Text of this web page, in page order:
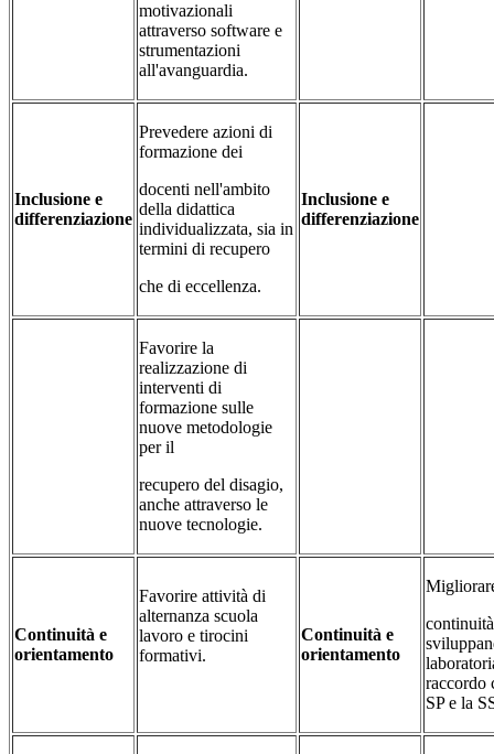
motivazionali
attraverso software e
strumentazioni
all'avanguardia.
Inclusione e
differenziazione
Prevedere azioni di
formazione dei
docenti nell'ambito
della didattica
individualizzata, sia in
termini di recupero
che di eccellenza.
Inclusione e
differenziazione
Favorire la
realizzazione di
interventi di
formazione sulle
nuove metodologie
per il
recupero del disagio,
anche attraverso le
nuove tecnologie.
Continuità e
orientamento
Favorire attività di
alternanza scuola
lavoro e tirocini
formativi.
Continuità e
orientamento
raccordo
SP e la